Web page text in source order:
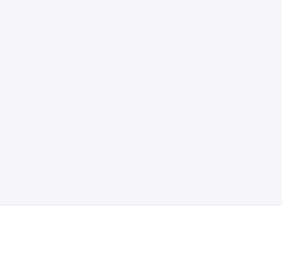
可以监控该特定金额，因为它与您的获利